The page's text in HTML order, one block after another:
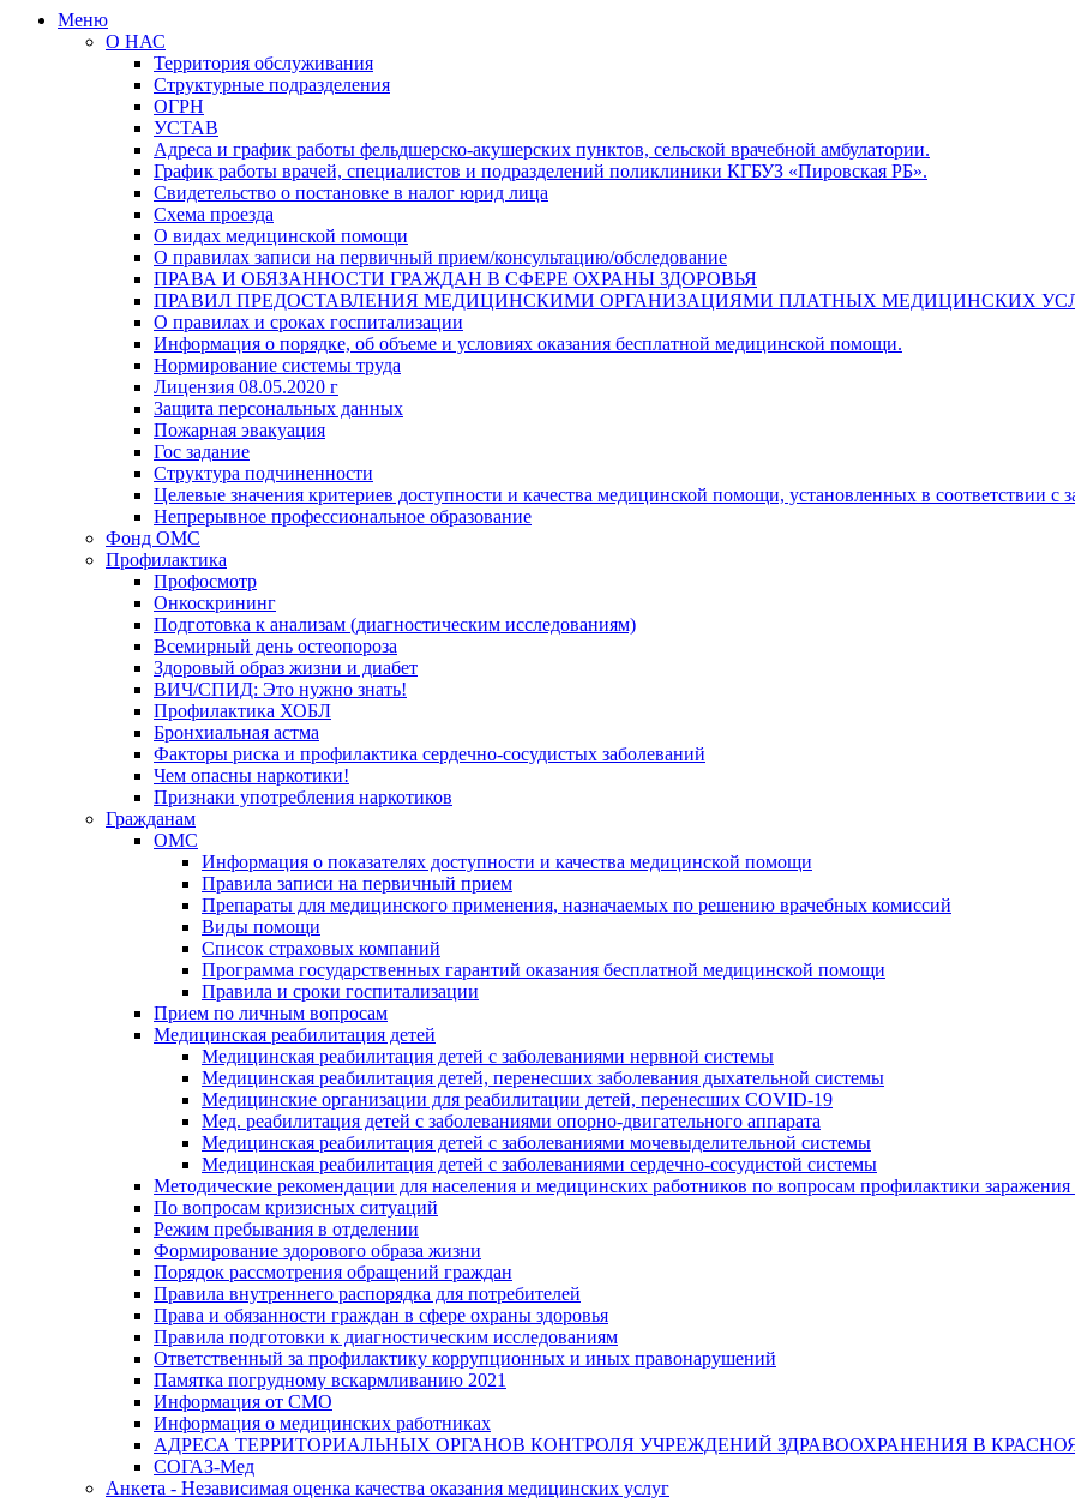
Меню
О НАС
Территория обслуживания
Структурные подразделения
ОГРН
УСТАВ
Адреса и график работы фельдшерско-акушерских пунктов, сельской врачебной амбулатории.
График работы врачей, специалистов и подразделений поликлиники КГБУЗ «Пировская РБ».
Свидетельство о постановке в налог юрид лица
Схема проезда
О видах медицинской помощи
О правилах записи на первичный прием/консультацию/обследование
ПРАВА И ОБЯЗАННОСТИ ГРАЖДАН В СФЕРЕ ОХРАНЫ ЗДОРОВЬЯ
ПРАВИЛ ПРЕДОСТАВЛЕНИЯ МЕДИЦИНСКИМИ ОРГАНИЗАЦИЯМИ ПЛАТНЫХ МЕДИЦИНСКИХ
О правилах и сроках госпитализации
Информация о порядке, об объеме и условиях оказания бесплатной медицинской помощи.
Нормирование системы труда
Лицензия 08.05.2020 г
Защита персональных данных
Пожарная эвакуация
Гос задание
Структура подчиненности
Целевые значения критериев доступности и качества медицинской помощи, установленных в соответствии с
Непрерывное профессиональное образование
Фонд ОМС
Профилактика
Профосмотр
Онкоскрининг
Подготовка к анализам (диагностическим исследованиям)
Всемирный день остеопороза
Здоровый образ жизни и диабет
ВИЧ/СПИД: Это нужно знать!
Профилактика ХОБЛ
Бронхиальная астма
Факторы риска и профилактика сердечно-сосудистых заболеваний
Чем опасны наркотики!
Признаки употребления наркотиков
Гражданам
ОМС
Информация о показателях доступности и качества медицинской помощи
Правила записи на первичный прием
Препараты для медицинского применения, назначаемых по решению врачебных комиссий
Виды помощи
Список страховых компаний
Программа государственных гарантий оказания бесплатной медицинской помощи
Правила и сроки госпитализации
Прием по личным вопросам
Медицинская реабилитация детей
Медицинская реабилитация детей с заболеваниями нервной системы
Медицинская реабилитация детей, перенесших заболевания дыхательной системы
Медицинские организации для реабилитации детей, перенесших COVID-19
Мед. реабилитация детей с заболеваниями опорно-двигательного аппарата
Медицинская реабилитация детей с заболеваниями мочевыделительной системы
Медицинская реабилитация детей с заболеваниями сердечно-сосудистой системы
Методические рекомендации для населения и медицинских работников по вопросам профилактики заражения
По вопросам кризисных ситуаций
Режим пребывания в отделении
Формирование здорового образа жизни
Порядок рассмотрения обращений граждан
Правила внутреннего распорядка для потребителей
Права и обязанности граждан в сфере охраны здоровья
Правила подготовки к диагностическим исследованиям
Ответственный за профилактику коррупционных и иных правонарушений
Памятка погрудному вскармливанию 2021
Информация от СМО
Информация о медицинских работниках
АДРЕСА ТЕРРИТОРИАЛЬНЫХ ОРГАНОВ КОНТРОЛЯ УЧРЕЖДЕНИЙ ЗДРАВООХРАНЕНИЯ В
СОГАЗ-Мед
Анкета - Независимая оценка качества оказания медицинских услуг